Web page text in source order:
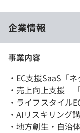
企業情報
事業内容
・EC支援SaaS「
・売上向上支援 「
・ライフスタイル
・AIリスキリング
・地方創生・自治